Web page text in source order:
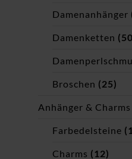
Damenanhänger
Damenketten
Broschen (25)
Anhänger & Charms
Farbedelsteine
Charms (12)